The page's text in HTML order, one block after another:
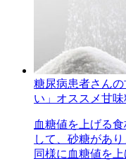
糖尿病患者さん
い」オススメ甘
血糖値を上げる
して、砂糖があ
同様に血糖値を